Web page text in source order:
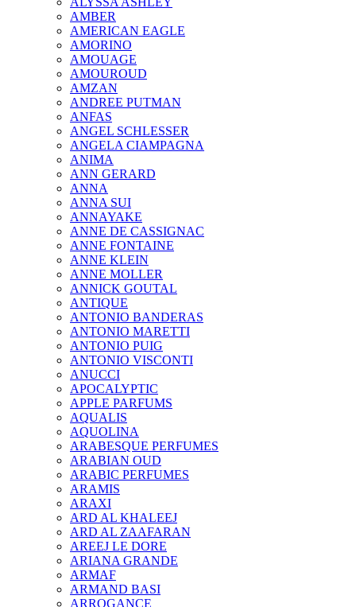
AMBER
AMERICAN EAGLE
AMORINO
AMOUAGE
AMOUROUD
AMZAN
ANDREE PUTMAN
ANFAS
ANGEL SCHLESSER
ANGELA CIAMPAGNA
ANIMA
ANN GERARD
ANNA
ANNA SUI
ANNAYAKE
ANNE DE CASSIGNAC
ANNE FONTAINE
ANNE KLEIN
ANNE MOLLER
ANNICK GOUTAL
ANTIQUE
ANTONIO BANDERAS
ANTONIO MARETTI
ANTONIO PUIG
ANTONIO VISCONTI
ANUCCI
APOCALYPTIC
APPLE PARFUMS
AQUALIS
AQUOLINA
ARABESQUE PERFUMES
ARABIAN OUD
ARABIC PERFUMES
ARAMIS
ARAXI
ARD AL KHALEEJ
ARD AL ZAAFARAN
AREEJ LE DORE
ARIANA GRANDE
ARMAF
ARMAND BASI
ARROGANCE